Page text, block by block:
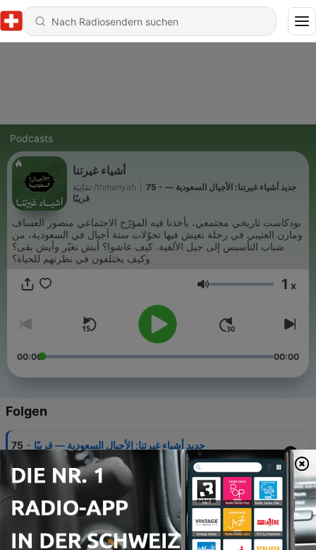
Podcasts
أشياء غيرتنا
ثمَانِيَة /thmanyah
75 - جديد أشياء غيرتنا: الأجيال السعودية —
قريبًا
بودكاست تاريخي مجتمعي، يأخذنا فيه المؤرّخ الاجتماعي منصور العساف
ومازن العتيبي في رحلة نعيش فيها تحوّلات ستة أجيال في السعودية، من
شباب التأسيس إلى جيل الألفية. كيف عاشوا؟ أيش تغيّر وأيش بقى؟
وكيف يختلفون في نظرتهم للحياة؟
Lautstärke 1 x
00:00 00:00
Folgen
75 - جديد أشياء غيرتنا: الأجيال السعودية — قريبًا
04 Mär. 2025
74
30 Apr. 2022
73 - ليلة العيد